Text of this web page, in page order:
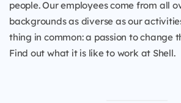
people. Our employees come from all
backgrounds as diverse as our
thing in common: a passion to change
Find out what it is like to work at Shell.